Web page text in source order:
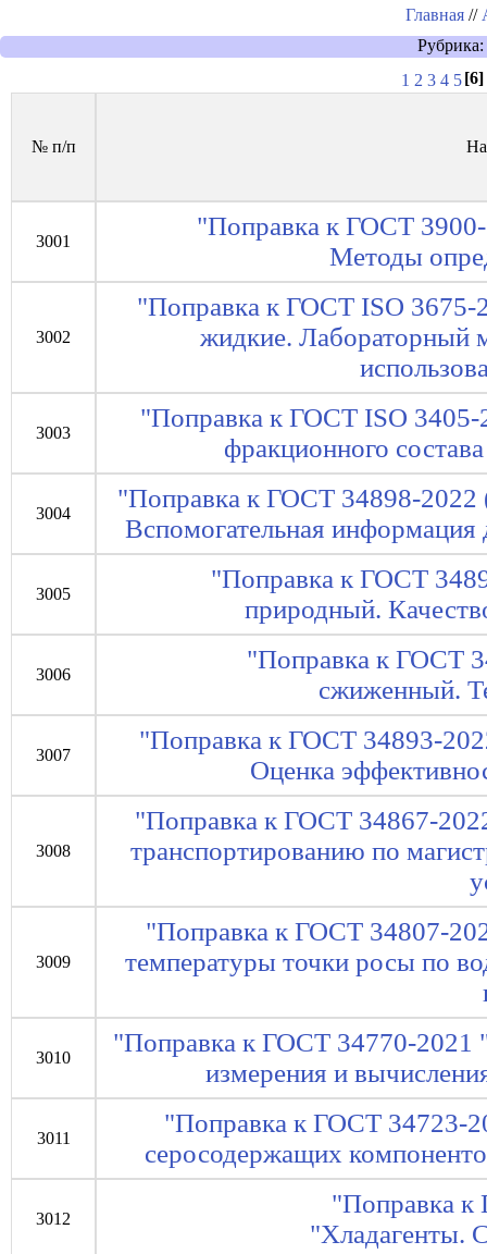
Главная //
1 2 3 4 5 [6]
№ п/п
3001
"Поправка к ГОСТ
Методы
3002
"Поправка к ГОСТ ISO 3675-
жидкие. Лабораторный
3003
"Поправка к ГОСТ ISO
фракционного
3004
"Поправка к ГОСТ 34898-2022
Вспомогательная информация
3005
"Поправка к ГОСТ
природный.
3006
"Поправка к ГОСТ
сжиженный.
3007
"Поправка к ГОСТ 34893-
Оценка
3008
"Поправка к ГОСТ 34867-
транспортированию по
3009
"Поправка к ГОСТ 34807-
температуры точки росы по
3010
"Поправка к ГОСТ 34770-2021
измерения и
3011
"Поправка к ГОСТ 34723-
серосодержащих
3012
"Поправка
"Хладагенты.